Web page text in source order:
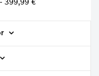
399,99 €